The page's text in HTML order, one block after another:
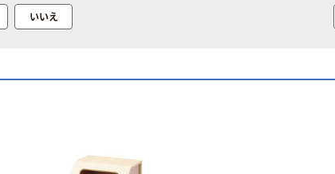
いいえ
￥24,500~
ト付パンフレッ